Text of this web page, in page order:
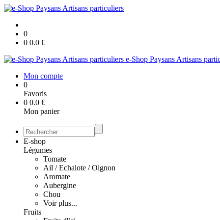
0
0 0.0 €
e-Shop Paysans Artisans
Mon compte
0
Favoris
0 0.0 €
Mon panier
E-shop
Légumes
Tomate
Ail / Echalote / Oignon
Aromate
Aubergine
Chou
Voir plus...
Fruits